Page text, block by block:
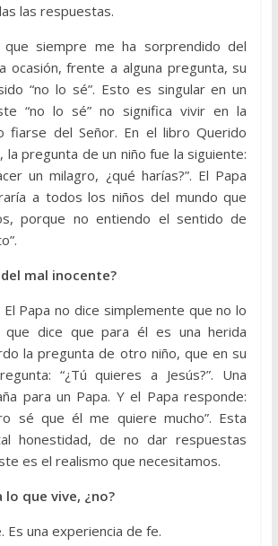
las respuestas.
que siempre me ha sorprendido del
ocasión, frente a alguna pregunta, su
“no lo sé”. Esto es singular en un
“no lo sé” no significa vivir en la
fiarse del Señor. En el libro Querido
la pregunta de un niño fue la siguiente:
un milagro, ¿qué harías?”. El Papa
a todos los niños del mundo que
porque no entiendo el sentido de
mal inocente?
Papa no dice simplemente que no lo
que dice que para él es una herida
la pregunta de otro niño, que en su
“¿Tú quieres a Jesús?”. Una
para un Papa. Y el Papa responde:
sé que él me quiere mucho”. Esta
honestidad, de no dar respuestas
es el realismo que necesitamos.
que vive, ¿no?
Es una experiencia de fe.